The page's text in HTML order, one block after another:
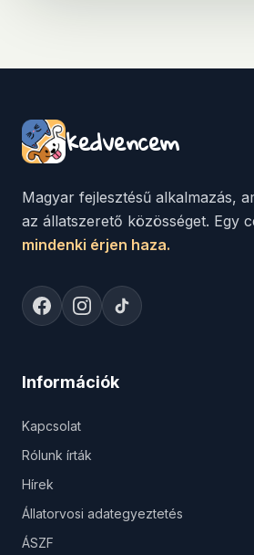
kedvencem
Magyar fejlesztésű alkalmazás,
az állatszerető közösséget. Egy
mindenki érjen haza.
Információk
Kapcsolat
Rólunk írták
Hírek
Állatorvosi adategyeztetés
ÁSZF